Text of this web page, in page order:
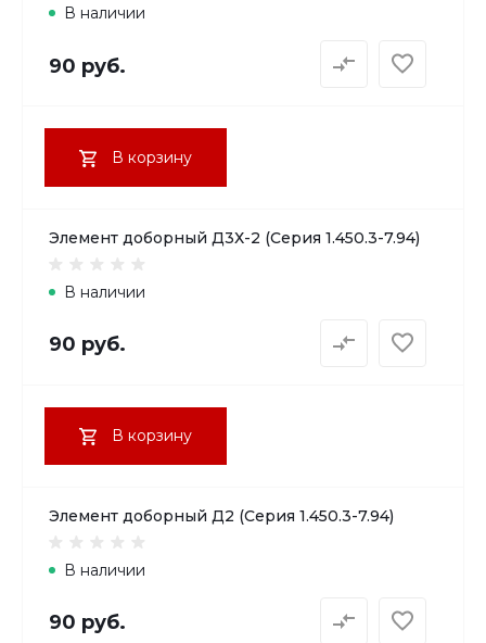
В наличии
90 руб.
В корзину
Элемент доборный Д3Х-2 (Серия 1.450.3-7.94)
В наличии
90 руб.
В корзину
Элемент доборный Д2 (Серия 1.450.3-7.94)
В наличии
90 руб.